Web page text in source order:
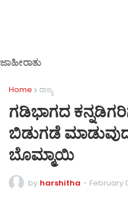
ಜಾಹೀರಾತು
Home ರಾಜ್ಯ
ಗಡಿಭಾಗದ
ಬಿಡುಗಡೆ
ಬೊಮ್ಮಾಯಿ
by harshitha - February